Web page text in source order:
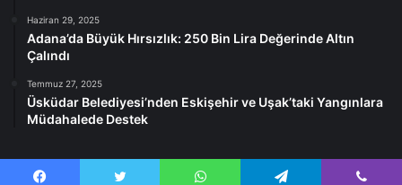
Haziran 29, 2025
Adana’da Büyük Hırsızlık: 250 Bin Lira Değerinde Altın
Çalındı
Temmuz 27, 2025
Üsküdar Belediyesi’nden Eskişehir ve Uşak’taki Yangınlara
Müdahalede Destek